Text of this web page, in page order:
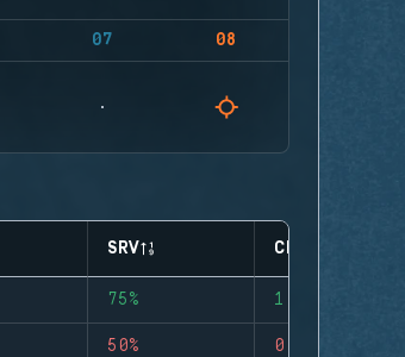
07 08
SRV CLUTCHES
75% 1
50% 0